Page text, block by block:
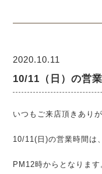
2020.10.11
10/11（日）の営
いつもご来店頂きあり
10/11(日)の営業時間は
PM12時からとなります